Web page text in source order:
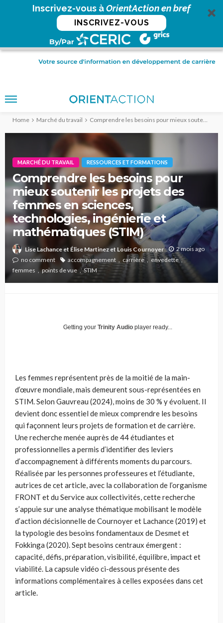
Inscrivez-vous àOrientAction en bref
INSCRIVEZ-VOUS
Home Marché du travail Comprendre les besoins pour mieux soutenir les projets des femmes en sciences, technologies, ingénierie et mathématiques (STIM)
MARCHÉ DU TRAVAIL RESSOURCES ET FORMATIONS
Comprendre les besoins pour
mieux soutenir les projets des
femmes en sciences,
technologies, ingénierie et
mathématiques (STIM)
Lise Lachance et Élise Martinez et Louis Cournoyer
2 mois ago
no comment
accompagnement carrière
envedette
femmes
points de vue STIM
Getting your Trinity Audio player ready...
Les femmes représentent près de la moitié de la main-
d’œuvre mondiale, mais demeurent sous-représentées en
STIM. Selon Gauvreau (2024), moins de 30 % y évoluent. Il
devient donc essentiel de mieux comprendre les besoins
qui façonnent leurs projets de formation et de carrière.
Une recherche menée auprès de 44 étudiantes et
professionnelles a permis d’identifier des leviers
d’accompagnement à différents moments du parcours.
Réalisée par les personnes professeures et l’étudiante,
autrices de cet article, avec la collaboration de l’organisme
FRONT et du Service aux collectivités, cette recherche
s’appuie sur une analyse thématique mobilisant le modèle
d’action décisionnelle de Cournoyer et Lachance (2019) et
la typologie des besoins fondamentaux de Desmet et
Fokkinga (2020). Sept besoins centraux émergent :
capacité, défis, préparation, visibilité, équilibre, impact et
viabilité. La capsule vidéo ci-dessous présente des
informations complémentaires à celles exposées dans cet
article.